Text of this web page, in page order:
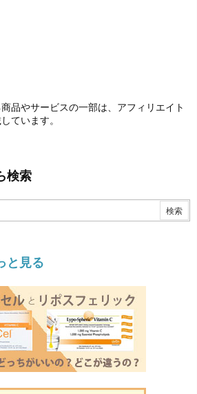
品やサービスの一部は、アフィリエイト
ています。
検索
と見る